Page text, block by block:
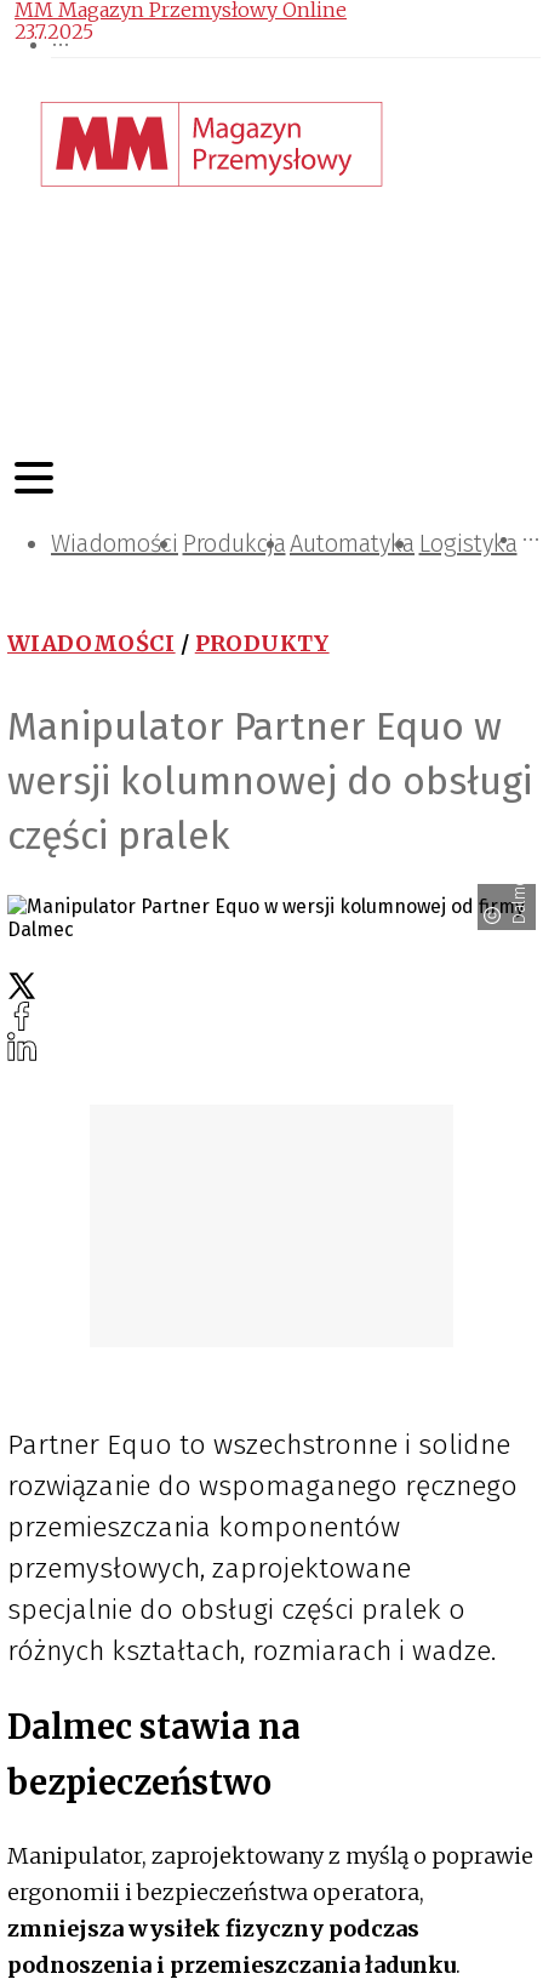
Wiadomości ProdukcjaAutomatyka Logistyka
Projektowanie i konstrukcje
Zarządzanie i IT
Tematy specjalne
WIADOMOŚCI / PRODUKTY
Manipulator Partner Equo w
wersji kolumnowej do obsługi
części pralek
Dalmec
MM Magazyn Przemysłowy Online
23.7.2025
Partner Equo to wszechstronne i solidne
rozwiązanie do wspomaganego ręcznego
przemieszczania komponentów
przemysłowych, zaprojektowane
specjalnie do obsługi części pralek o
różnych kształtach, rozmiarach i wadze.
Dalmec stawia na
bezpieczeństwo
Manipulator, zaprojektowany z myślą o poprawie
ergonomii i bezpieczeństwa operatora,
zmniejsza wysiłek fizyczny podczas
podnoszenia i przemieszczania ładunku.